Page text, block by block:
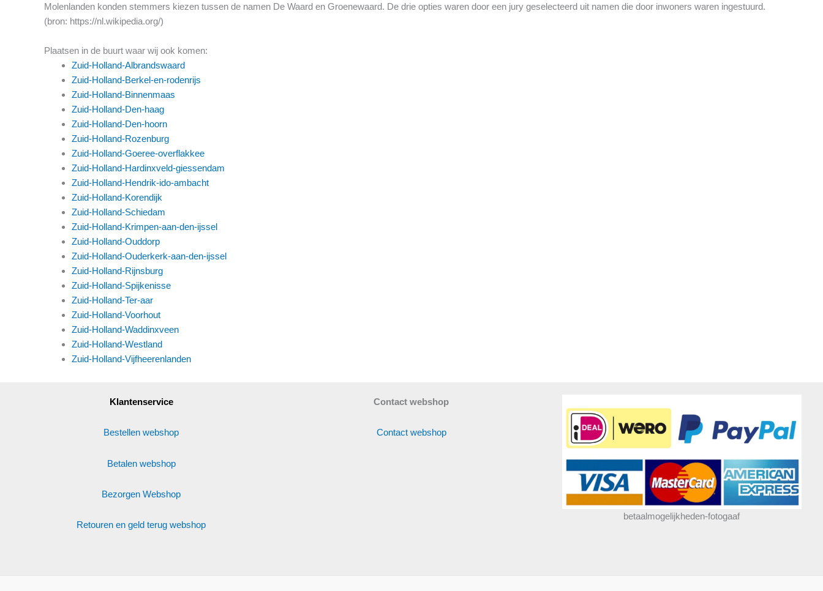
Molenlanden konden stemmers kiezen tussen de namen De Waard en Groenewaard. De drie opties waren door een jury geselecteerd uit namen die door inwoners waren ingestuurd.
(bron: https://nl.wikipedia.org/)
Plaatsen in de buurt waar wij ook komen:
Zuid-Holland-Albrandswaard
Zuid-Holland-Berkel-en-rodenrijs
Zuid-Holland-Binnenmaas
Zuid-Holland-Den-haag
Zuid-Holland-Den-hoorn
Zuid-Holland-Rozenburg
Zuid-Holland-Goeree-overflakkee
Zuid-Holland-Hardinxveld-giessendam
Zuid-Holland-Hendrik-ido-ambacht
Zuid-Holland-Korendijk
Zuid-Holland-Schiedam
Zuid-Holland-Krimpen-aan-den-ijssel
Zuid-Holland-Ouddorp
Zuid-Holland-Ouderkerk-aan-den-ijssel
Zuid-Holland-Rijnsburg
Zuid-Holland-Spijkenisse
Zuid-Holland-Ter-aar
Zuid-Holland-Voorhout
Zuid-Holland-Waddinxveen
Zuid-Holland-Westland
Zuid-Holland-Vijfheerenlanden
Klantenservice
Bestellen webshop
Betalen webshop
Bezorgen Webshop
Retouren en geld terug webshop
Contact webshop
Contact webshop
betaalmogelijkheden-fotogaaf